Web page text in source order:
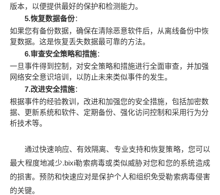
版本，以便提供最好的保护和检测能力。
5.恢复数据备份：
如果您有备份数据，确保在清除恶意软件后，从离线备份中恢
复数据。这是恢复丢失数据最可靠的方法。
6.审查安全策略和措施：
一旦事件得到控制，对安全策略和措施进行全面审查，并加强
网络安全意识培训，以防止未来类似事件的发生。
7.改进安全措施：
根据事件的经验教训，改进和加强您的安全措施，包括加密数
据、更新系统和软件、定期备份、强化访问控制和采用行为分
析技术等。
通过快速响应、有效隔离、专业支持和恢复策略，您可以
最大程度地减少.bixi勒索病毒或类似威胁对您和您的系统造成
的损害。预防和快速应对是保护个人和组织免受勒索病毒侵害
的关键。